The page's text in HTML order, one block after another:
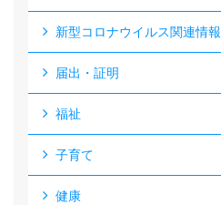
新型コロナウイルス関連情報
届出・証明
福祉
子育て
健康